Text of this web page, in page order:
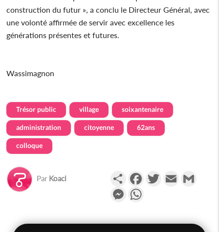
construction du futur », a conclu le Directeur Général, avec
une volonté affirmée de servir avec excellence les
générations présentes et futures.
Wassimagnon
Trésor public village soixantenaire
administration citoyenne 62ans
colloque
Par Koaci PartagerFacebookTwitterEmail
Messenger